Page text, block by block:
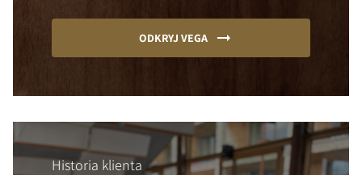
ODKRYJ VEGA
Historia klienta